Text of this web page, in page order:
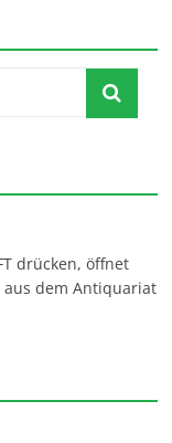
drücken, öffnet
dem Antiquariat